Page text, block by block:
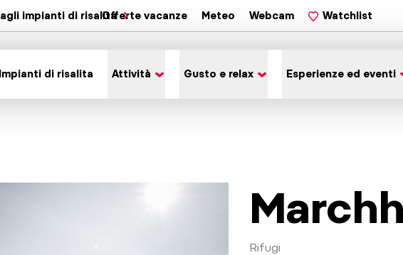
agli impianti di risalitaOfferte vacanze Meteo Webcam Watchlist
Impianti di risalita Attività Gusto e relax Esperienze ed eventi
Rifugi